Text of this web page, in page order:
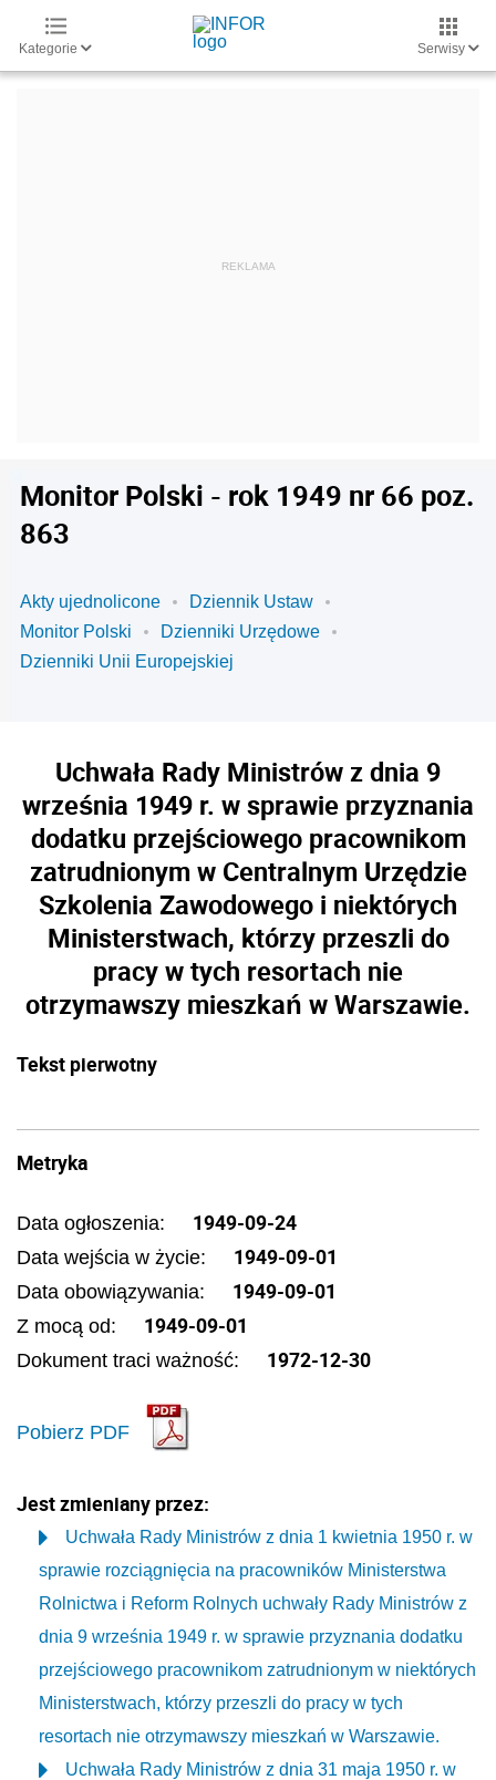
Kategorie Serwisy
Monitor Polski - rok 1949 nr 66 poz.
863
Akty ujednolicone
Dziennik Ustaw
Monitor Polski
Dzienniki Urzędowe
Dzienniki Unii Europejskiej
Uchwała Rady Ministrów z dnia 9
września 1949 r. w sprawie przyznania
dodatku przejściowego pracownikom
zatrudnionym w Centralnym Urzędzie
Szkolenia Zawodowego i niektórych
Ministerstwach, którzy przeszli do
pracy w tych resortach nie
otrzymawszy mieszkań w Warszawie.
Tekst pierwotny
Metryka
Data ogłoszenia: 1949-09-24
Data wejścia w życie: 1949-09-01
Data obowiązywania: 1949-09-01
Z mocą od: 1949-09-01
Dokument traci ważność: 1972-12-30
Pobierz PDF
Jest zmieniany przez:
Uchwała Rady Ministrów z dnia 1 kwietnia 1950 r. w
sprawie rozciągnięcia na pracowników Ministerstwa
Rolnictwa i Reform Rolnych uchwały Rady Ministrów z
dnia 9 września 1949 r. w sprawie przyznania dodatku
przejściowego pracownikom zatrudnionym w niektórych
Ministerstwach, którzy przeszli do pracy w tych
resortach nie otrzymawszy mieszkań w Warszawie.
Uchwała Rady Ministrów z dnia 31 maja 1950 r. w